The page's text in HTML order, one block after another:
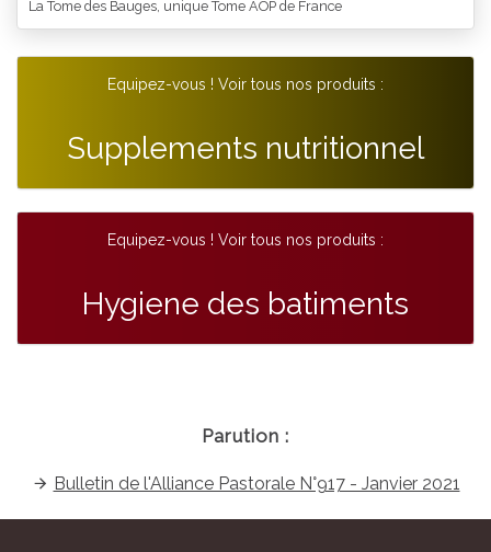
La Tome des Bauges, unique Tome AOP de France
Equipez-vous ! Voir tous nos produits :
Supplements nutritionnel
Equipez-vous ! Voir tous nos produits :
Hygiene des batiments
Parution :
Bulletin de l'Alliance Pastorale N°917 - Janvier 2021